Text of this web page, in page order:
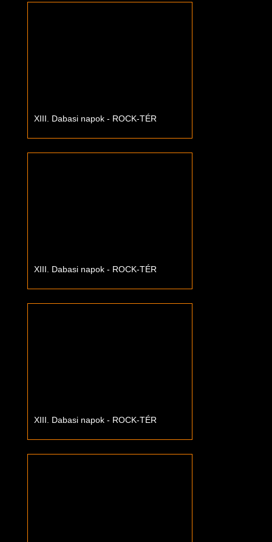
XIII. Dabasi napok - ROCK-TÉR
XIII. Dabasi napok - ROCK-TÉR
XIII. Dabasi napok - ROCK-TÉR